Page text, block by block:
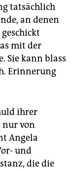
tatsächlich
an denen
mit der
Sie kann blass
Erinnerung
ihrer
nur von
Angela
und
die die